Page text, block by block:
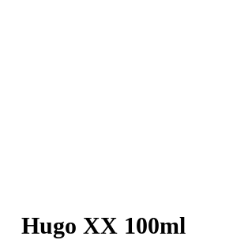
Hugo XX 100ml